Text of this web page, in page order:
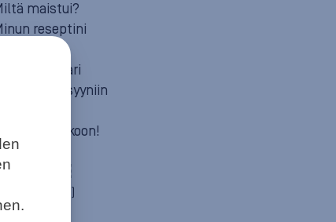
maistui?
reseptini
Neuvosta vaari
Parempaan syyniin
Summeri soikoon!
2026
(2)
2026